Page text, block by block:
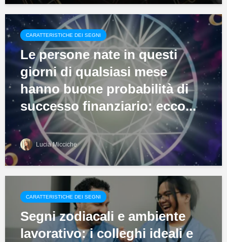
CARATTERISTICHE DEI SEGNI
Le persone nate in questi
giorni di qualsiasi mese
hanno buone probabilità di
successo finanziario: ecco...
Lucia Micciche
CARATTERISTICHE DEI SEGNI
Segni zodiacali e ambiente
lavorativo: i colleghi ideali e